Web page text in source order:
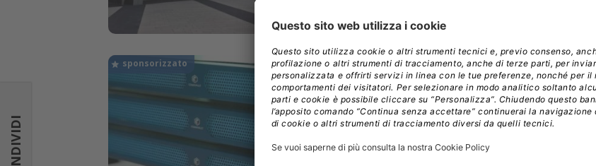
ICOS e Commvault: dal backup tradizionale
alla gestione dei dati ‘cloud-ready’
Le infrastrutture legacy di backup non sono più sufficienti a
gestire le sfide della ‘digital transformation’, per questo
Commvault, le cui soluzioni sono distribuite da ICOS, ha
sviluppato l’innovativa HyperScale Technology
//13.06.2018
CONDIVIDI